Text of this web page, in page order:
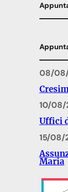
08/
10/08/
Uffici
15/08/
Maria